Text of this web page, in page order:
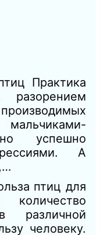
Практика
успешно
А
птиц для
количество
различной
человеку.